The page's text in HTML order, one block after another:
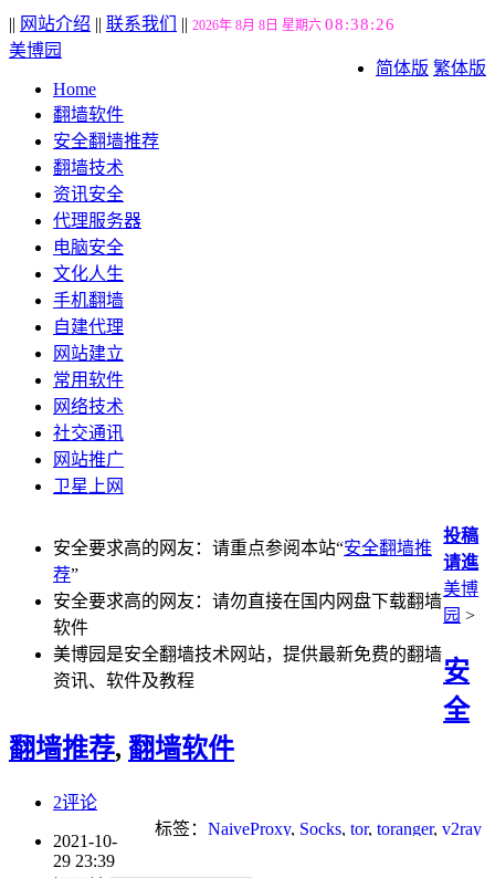
|| 网站介绍 || 联系我们 || 2026年 8月 8日 星期六 08:38:27
简体版 繁体版
美博园
Home
翻墙软件
安全翻墙推荐
翻墙技术
资讯安全
代理服务器
电脑安全
文化人生
手机翻墙
自建代理
网站建立
常用软件
网络技术
社交通讯
网站推广
卫星上网
安全要求高的网友：请重点参阅本站“安全翻墙推
荐”
安全要求高的网友：请勿直接在国内网盘下载翻墙
软件
美博园是安全翻墙技术网站，提供最新免费的翻墙
资讯、软件及教程
投稿
请進
美博
园 >
安
全
翻墙推荐, 翻墙软件
2评论
标签： NaiveProxy, Socks, tor, toranger, v2ray
2021-10-
29 23:39